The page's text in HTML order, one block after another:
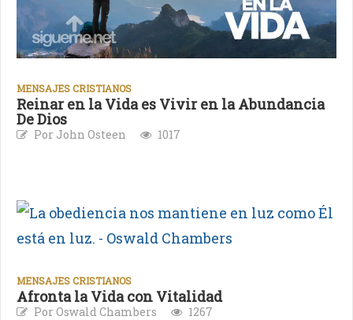
MENSAJES CRISTIANOS
Reinar en la Vida es Vivir en la Abundancia
De Dios
Por John Osteen 1017
MENSAJES CRISTIANOS
Afronta la Vida con Vitalidad
Por Oswald Chambers 1267